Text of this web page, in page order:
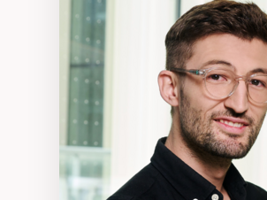
Neuropsychiatrie et neurosciences
Direction d'essais cliniques
Analyse des politiques et
mentale
Développement de protocoles
cliniques
Collaboration interfonctionnelle
Leadership en recherche clinique
Développement de cadres
Collaboration avec des entreprises
pharmaceutiques
Rédaction de publications et de
politiques
Enseignement et mentorat